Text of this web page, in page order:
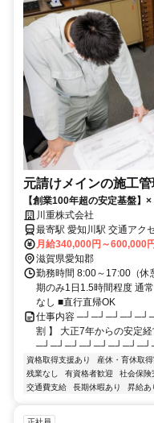
元請けメインの施工
【創業100年超の安定基盤】
う、ゆとりある施工管理。
川重株式会社
最寄駅 愛知川駅 交通アクセス 近江鉄道本線「愛知川駅」より徒歩7
分 →上記は愛知川本店へのアクセスです。 ※入社後は湖東地区を中
心に、 各現場へ出向いていただきます。 ★車通勤OK！社用車貸与
（駐車場完備） ★本社勤務以外の場合、直行直帰OK ★転勤なし！ ★
愛知川本店近くにアパートあり！ →U・Iターン歓迎
月給340,000円～600,000円
滋賀県愛知郡
勤務時間 8:00～17:00（
期のみ1日1.5時間程度 通
なし ■直行直帰OK
仕事内容
割 】 大正7年からの安定経
資格取得支援あり 産休・育休取
残業なし
有資格者歓迎 社会保険
交通費支給
長期休暇あり 昇給あ